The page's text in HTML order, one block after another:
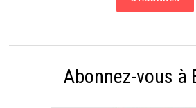
Abonnez-vous à